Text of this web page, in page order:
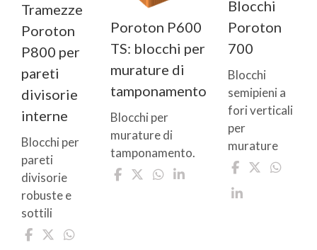
Tramezze
Poroton
P800 per
pareti
divisorie
interne
Blocchi per
pareti
divisorie
robuste e
sottili
Poroton P600
TS: blocchi per
murature di
tamponamento
Blocchi per
murature di
tamponamento.
Blocchi
Poroton
700
Blocchi
semipieni a
fori verticali
per
murature